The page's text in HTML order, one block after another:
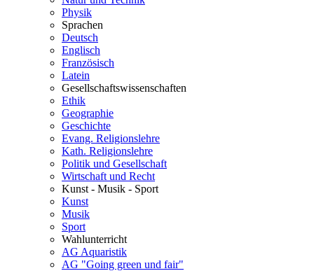
Physik
Sprachen
Deutsch
Englisch
Französisch
Latein
Gesellschaftswissenschaften
Ethik
Geographie
Geschichte
Evang. Religionslehre
Kath. Religionslehre
Politik und Gesellschaft
Wirtschaft und Recht
Kunst - Musik - Sport
Kunst
Musik
Sport
Wahlunterricht
AG Aquaristik
AG "Going green und fair"